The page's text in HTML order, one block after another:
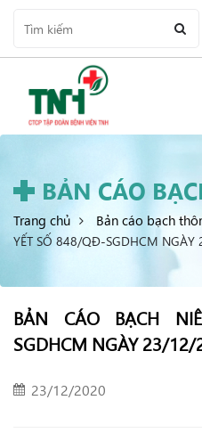
BẢN CÁO
Trang chủ Bản cáo bạch
YẾT SỐ 848/QĐ-SGDHCM
BẢN CÁO BẠCH
SGDHCM NGÀY 23/12/
23/12/2020